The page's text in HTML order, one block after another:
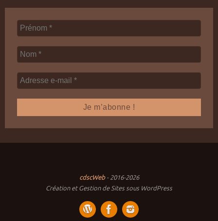
cdscWeb- 2016-2026
Création et Gestion de Sites sous WordPress